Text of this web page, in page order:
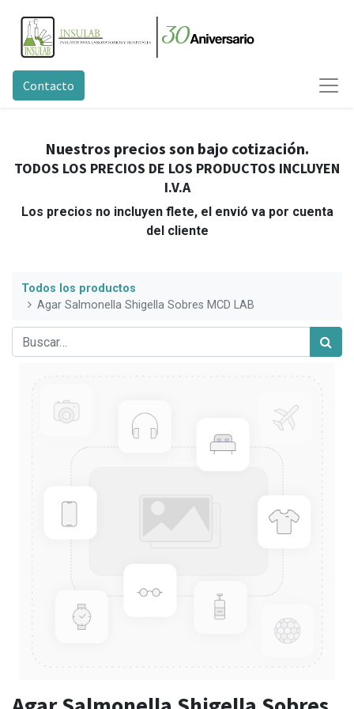
Contacto
Nuestros precios son bajo cotización.
TODOS LOS PRECIOS DE LOS PRODUCTOS INCLUYEN
I.V.A
Los precios no incluyen flete, el envió va por cuenta
del cliente
Todos los productos
Agar Salmonella Shigella Sobres MCD LAB